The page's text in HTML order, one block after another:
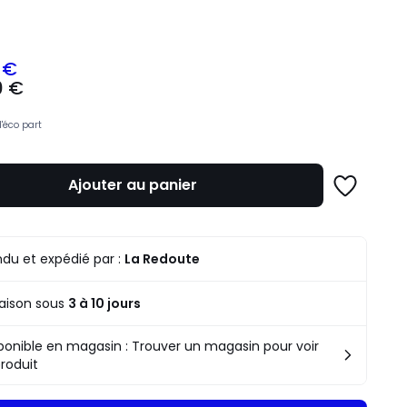
€
€
part
Ajouter au panier
Ajouter
et expédié par : La Redoute
sous 3 à 10 jours
en magasin : Trouver un magasin pour voir